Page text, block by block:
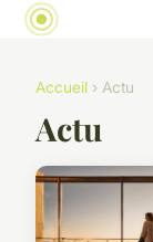
Accueil › Actu
Actu